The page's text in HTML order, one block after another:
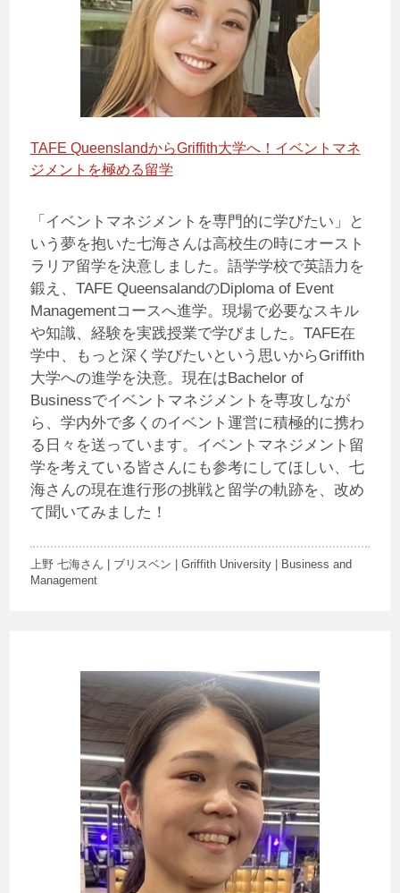
TAFE QueenslandからGriffith大学へ！イベントマネ
ジメントを極める留学
「イベントマネジメントを専門的に学びたい」と
いう夢を抱いた七海さんは高校生の時にオースト
ラリア留学を決意しました。語学学校で英語力を
鍛え、TAFE QueensalandのDiploma of Event
Managementコースへ進学。現場で必要なスキル
や知識、経験を実践授業で学びました。TAFE在
学中、もっと深く学びたいという思いからGriffith
大学への進学を決意。現在はBachelor of
Businessでイベントマネジメントを専攻しなが
ら、学内外で多くのイベント運営に積極的に携わ
る日々を送っています。イベントマネジメント留
学を考えている皆さんにも参考にしてほしい、七
海さんの現在進行形の挑戦と留学の軌跡を、改め
て聞いてみました！
上野 七海さん | ブリスベン | Griffith University | Business and
Management